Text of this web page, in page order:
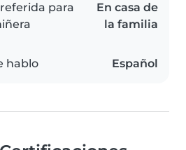
para
En casa de
la familia
hablo Español